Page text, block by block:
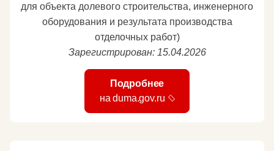
для объекта долевого строительства, инженерного
оборудования и результата производства
отделочных работ)
Зарегистрирован: 15.04.2026
Подробнее
на duma.gov.ru